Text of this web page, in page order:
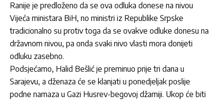
Ranije je predloženo da se ova odluka donese na nivou
Vijeća ministara BiH, no ministri iz Republike Srpske
tradicionalno su protiv toga da se ovakve odluke donesu na
državnom nivou, pa onda svaki nivo vlasti mora donijeti
odluku zasebno.
Podsjećamo, Halid Bešlić je preminuo prije tri dana u
Sarajevu, a dženaza će se klanjati u ponedjeljak poslije
podne namaza u Gazi Husrev-begovoj džamiji. Ukop će biti